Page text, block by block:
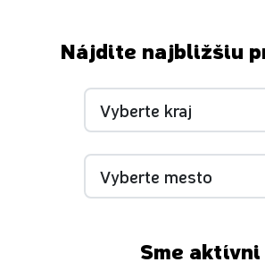
Nájdite najbližšiu
Sme aktívni